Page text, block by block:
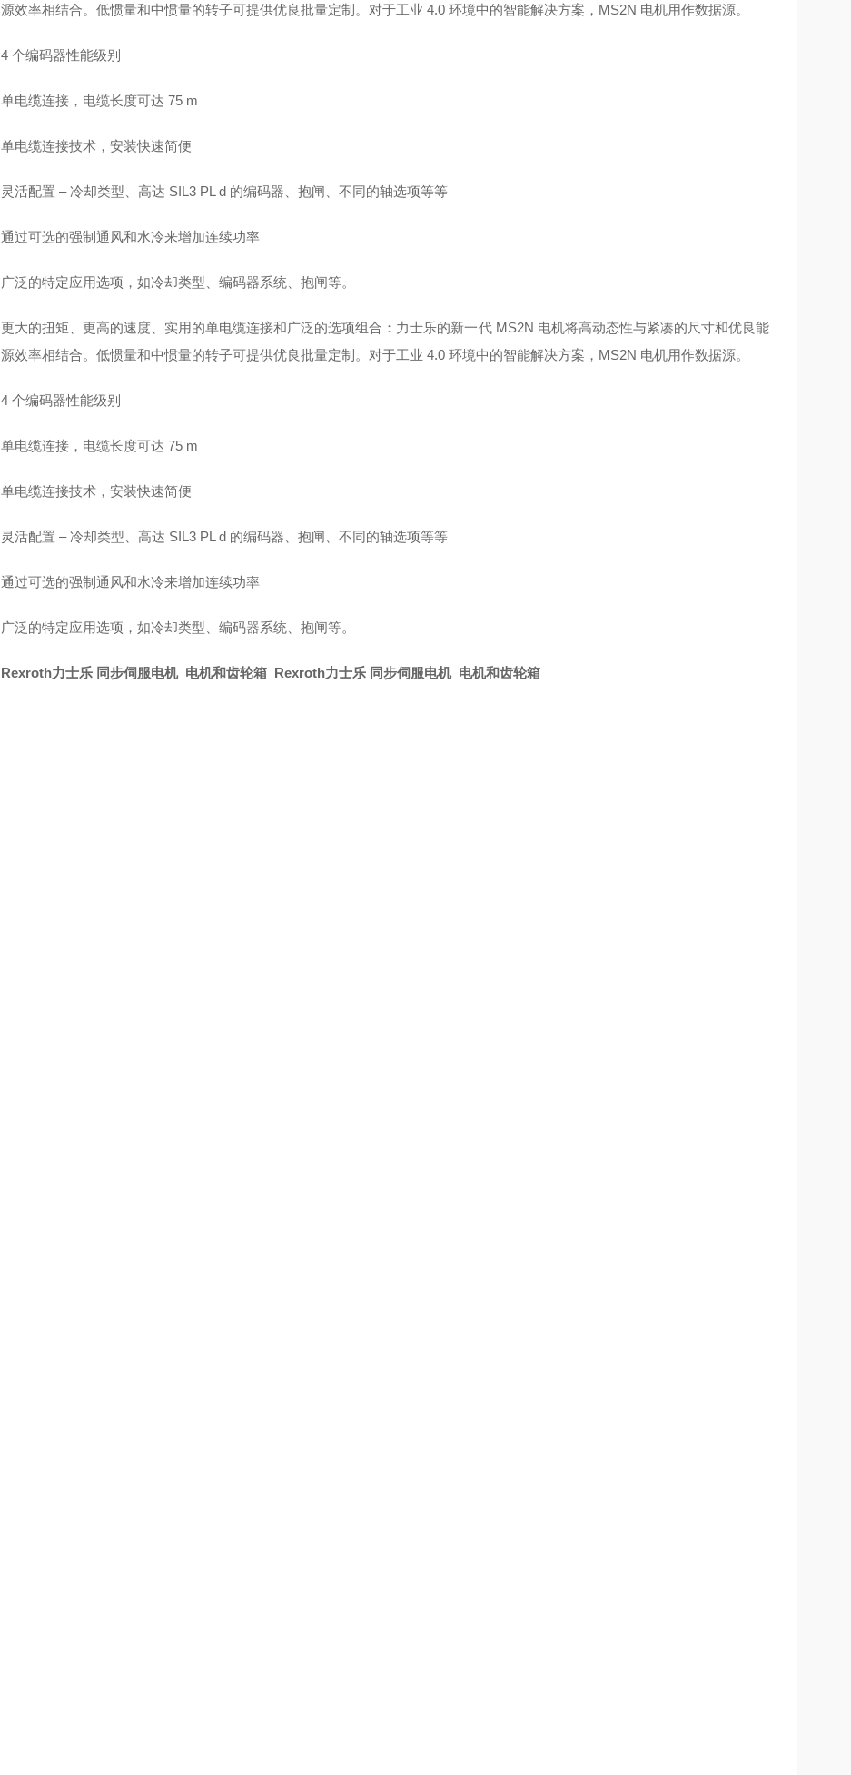
源效率相结合。低惯量和中惯量的转子可提供优良批量定制。对于工业 4.0 环境中的智能解决方案，MS2N 电机用作数据源。
4 个编码器性能级别
单电缆连接，电缆长度可达 75 m
单电缆连接技术，安装快速简便
灵活配置 – 冷却类型、高达 SIL3 PL d 的编码器、抱闸、不同的轴选项等等
通过可选的强制通风和水冷来增加连续功率
广泛的特定应用选项，如冷却类型、编码器系统、抱闸等。
更大的扭矩、更高的速度、实用的单电缆连接和广泛的选项组合：力士乐的新一代 MS2N 电机将高动态性与紧凑的尺寸和优良能
源效率相结合。低惯量和中惯量的转子可提供优良批量定制。对于工业 4.0 环境中的智能解决方案，MS2N 电机用作数据源。
4 个编码器性能级别
单电缆连接，电缆长度可达 75 m
单电缆连接技术，安装快速简便
灵活配置 – 冷却类型、高达 SIL3 PL d 的编码器、抱闸、不同的轴选项等等
通过可选的强制通风和水冷来增加连续功率
广泛的特定应用选项，如冷却类型、编码器系统、抱闸等。
Rexroth力士乐 同步伺服电机 电机和齿轮箱 Rexroth力士乐 同步伺服电机 电机和齿轮箱